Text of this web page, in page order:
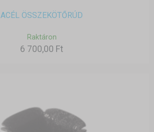
ACÉL ÖSSZEKÖTŐRÚD
Raktáron
6 700,00 Ft